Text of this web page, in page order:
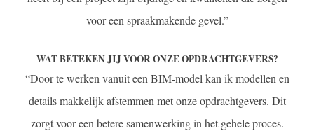
voor een spraakmakende gevel.”
WAT BETEKEN JIJ VOOR ONZE OPDRACHTGEVERS?
“Door te werken vanuit een BIM-model kan ik modellen en
details makkelijk afstemmen met onze opdrachtgevers. Dit
zorgt voor een betere samenwerking in het gehele proces.